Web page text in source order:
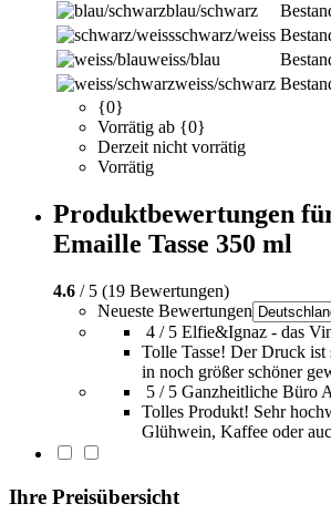
blau/schwarz
schwarz/weiss
weiss/blau
weiss/schwarz
{0}
Vorrätig ab {0}
Derzeit nicht vorrätig
Vorrätig
Produktbewertungen
Emaille Tasse 350 ml
4.6 / 5 (19 Bewertungen)
Neueste Bewertungen
4 / 5 Elfie&Ignaz - das
Tolle Tasse! Der Druck ist
in noch größer schöner
5 / 5 Ganzheitliche Büro
Tolles Produkt! Sehr
Glühwein, Kaffee oder
Ihre Preisübersicht